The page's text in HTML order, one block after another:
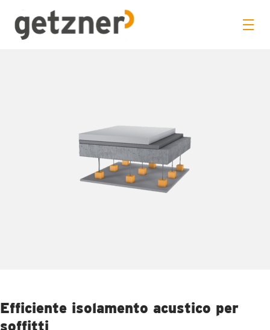
Efficiente isolamento acustico per
soffitti